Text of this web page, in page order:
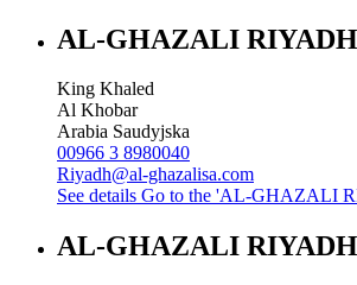
AL-GHAZALI RIYADH
King Khaled
Al Khobar
Arabia Saudyjska
00966 3 8980040
Riyadh@al-ghazalisa.com
See details Go to the 'AL-GHAZALI
AL-GHAZALI RIYADH